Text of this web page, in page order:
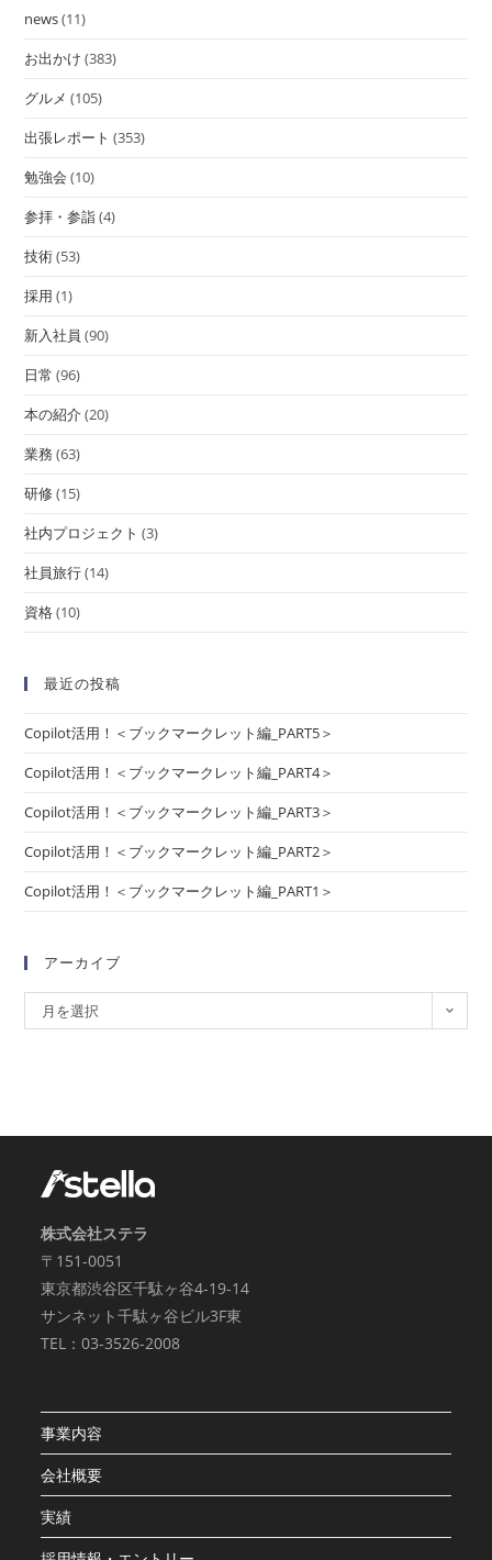
news(11)
お出かけ (383)
グルメ (105)
出張レポート (353)
勉強会 (10)
参拝・参詣(4)
技術(53)
採用 (1)
新入社員 (90)
日常 (96)
本の紹介(20)
業務(63)
研修(15)
社内プロジェクト (3)
社員旅行(14)
資格(10)
最近の投稿
Copilot活用！＜ブックマークレット編_PART5＞
Copilot活用！＜ブックマークレット編_PART4＞
Copilot活用！＜ブックマークレット編_PART3＞
Copilot活用！＜ブックマークレット編_PART2＞
Copilot活用！＜ブックマークレット編_PART1＞
アーカイブ
月を選択
株式会社ステラ
〒151-0051
東京都渋谷区千駄ヶ谷4-19-14
サンネット千駄ヶ谷ビル3F東
TEL：03-3526-2008
事業内容
会社概要
実績